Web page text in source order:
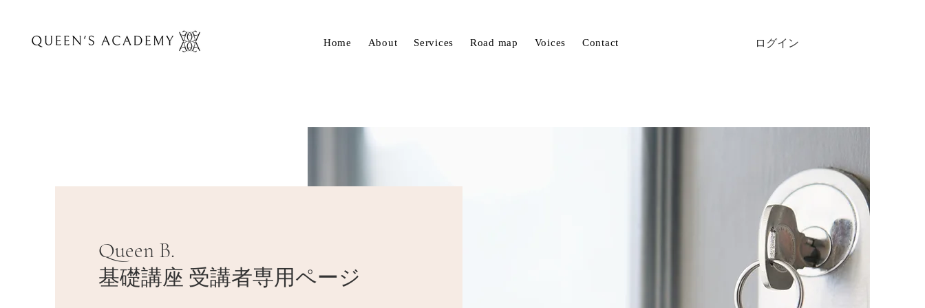
Home About Services Road map Voices Contact ログイン
Queen B.
基礎講座 受講者専用ページ